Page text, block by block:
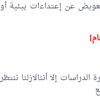
عن إعتداءات بيئية أو
إلا أننالازلنا ننتظر